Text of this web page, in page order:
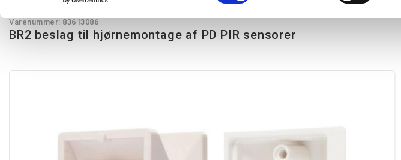
Varenummer: 83613086
BR2 beslag til hjørnemontage af PD PIR sensorer